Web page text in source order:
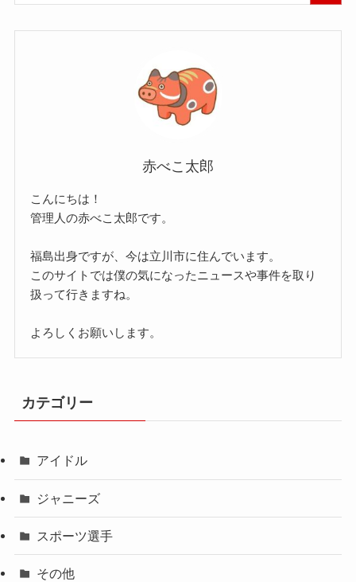
赤べこ太郎
こんにちは！
管理人の赤べこ太郎です。
福島出身ですが、今は立川市に住んでいます。
このサイトでは僕の気になったニュースや事件を取り
扱って行きますね。
よろしくお願いします。
カテゴリー
アイドル
ジャニーズ
スポーツ選手
その他